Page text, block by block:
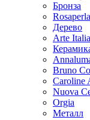
Бронза
Rosaperla
Дерево
Arte Italia
Bruno
Caroline
Nuova
Orgia
Металл